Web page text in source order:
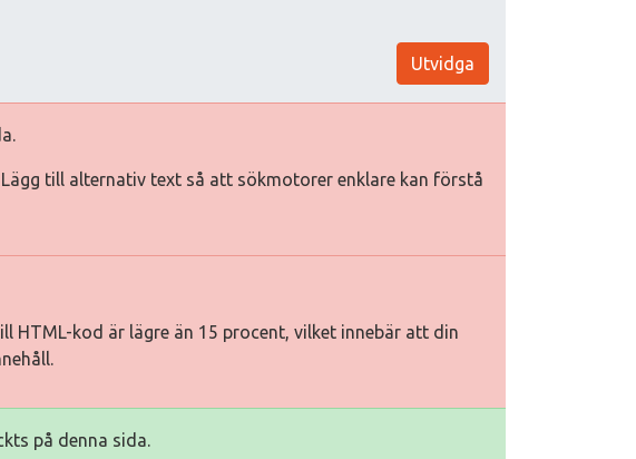
Utvidga
till alternativ text så att sökmotorer enklare kan förstå
HTML-kod är lägre än 15 procent, vilket innebär att din
på denna sida.